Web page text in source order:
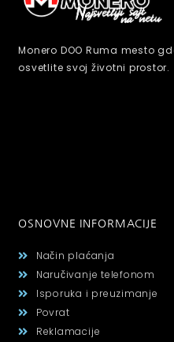
Monero DOO Ruma mesto
osvetlite svoj životni prostor.
OSNOVNE INFORMACIJE
Način plaćanja
Naručivanje telefonom
Isporuka i preuzimanje
Povrat
Reklamacije